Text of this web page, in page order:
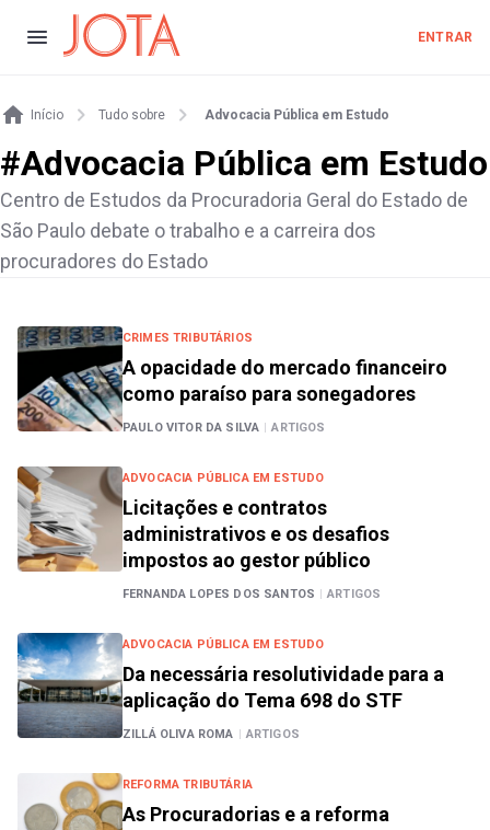
ENTRAR
Início Tudo sobre Advocacia Pública em Estudo
#Advocacia Pública em Estudo
Centro de Estudos da Procuradoria Geral do Estado de
São Paulo debate o trabalho e a carreira dos
procuradores do Estado
CRIMES TRIBUTÁRIOS
A opacidade do mercado financeiro
como paraíso para sonegadores
PAULO VITOR DA SILVA | ARTIGOS
ADVOCACIA PÚBLICA EM ESTUDO
Licitações e contratos
administrativos e os desafios
impostos ao gestor público
FERNANDA LOPES DOS SANTOS | ARTIGOS
ADVOCACIA PÚBLICA EM ESTUDO
Da necessária resolutividade para a
aplicação do Tema 698 do STF
ZILLÁ OLIVA ROMA | ARTIGOS
REFORMA TRIBUTÁRIA
As Procuradorias e a reforma